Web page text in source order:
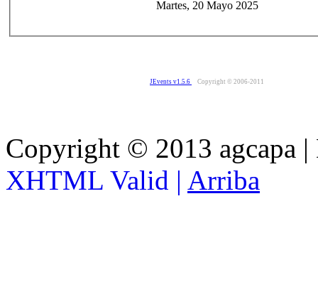
Martes, 20 Mayo 2025
JEvents v1.5.6 Copyright © 2006-2011
Copyright © 2013 agcapa
XHTML Valid | Arriba